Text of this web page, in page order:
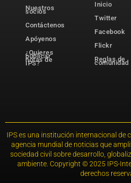
Nuestros
socios
Contáctenos
Apóyenos
¿Quieres
publicar
notas de
IPS?
Inicio
Twitter
Facebook
Flickr
Reglas de
comunidad
IPS es una institución internacional de
agencia mundial de noticias que
sociedad civil sobre desarrollo,
ambiente. Copyright © 2025 IPS-
derechos